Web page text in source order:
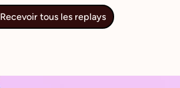
Recevoir tous les replays